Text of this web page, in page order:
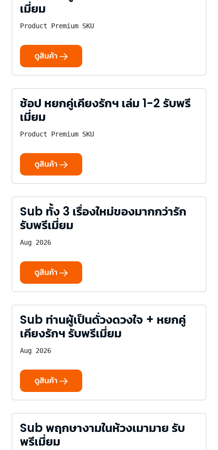
เมี่ยม
Product Premium SKU
ดูสินค้า
ช้อป หยกคู่เคียงรักฯ เล่ม 1-2 รับพรี
เมี่ยม
Product Premium SKU
ดูสินค้า
Sub ทั้ง 3 เรื่องใหม่ของมากกว่ารัก
รับพรีเมี่ยม
Aug 2026
ดูสินค้า
Sub ท่านผู้เป็นดั่วงดวงใจ + หยกคู่
เคียงรักฯ รับพรีเมี่ยม
Aug 2026
ดูสินค้า
Sub พฤกษางามในห้วงเมามาย รับ
พรีเมี่ยม